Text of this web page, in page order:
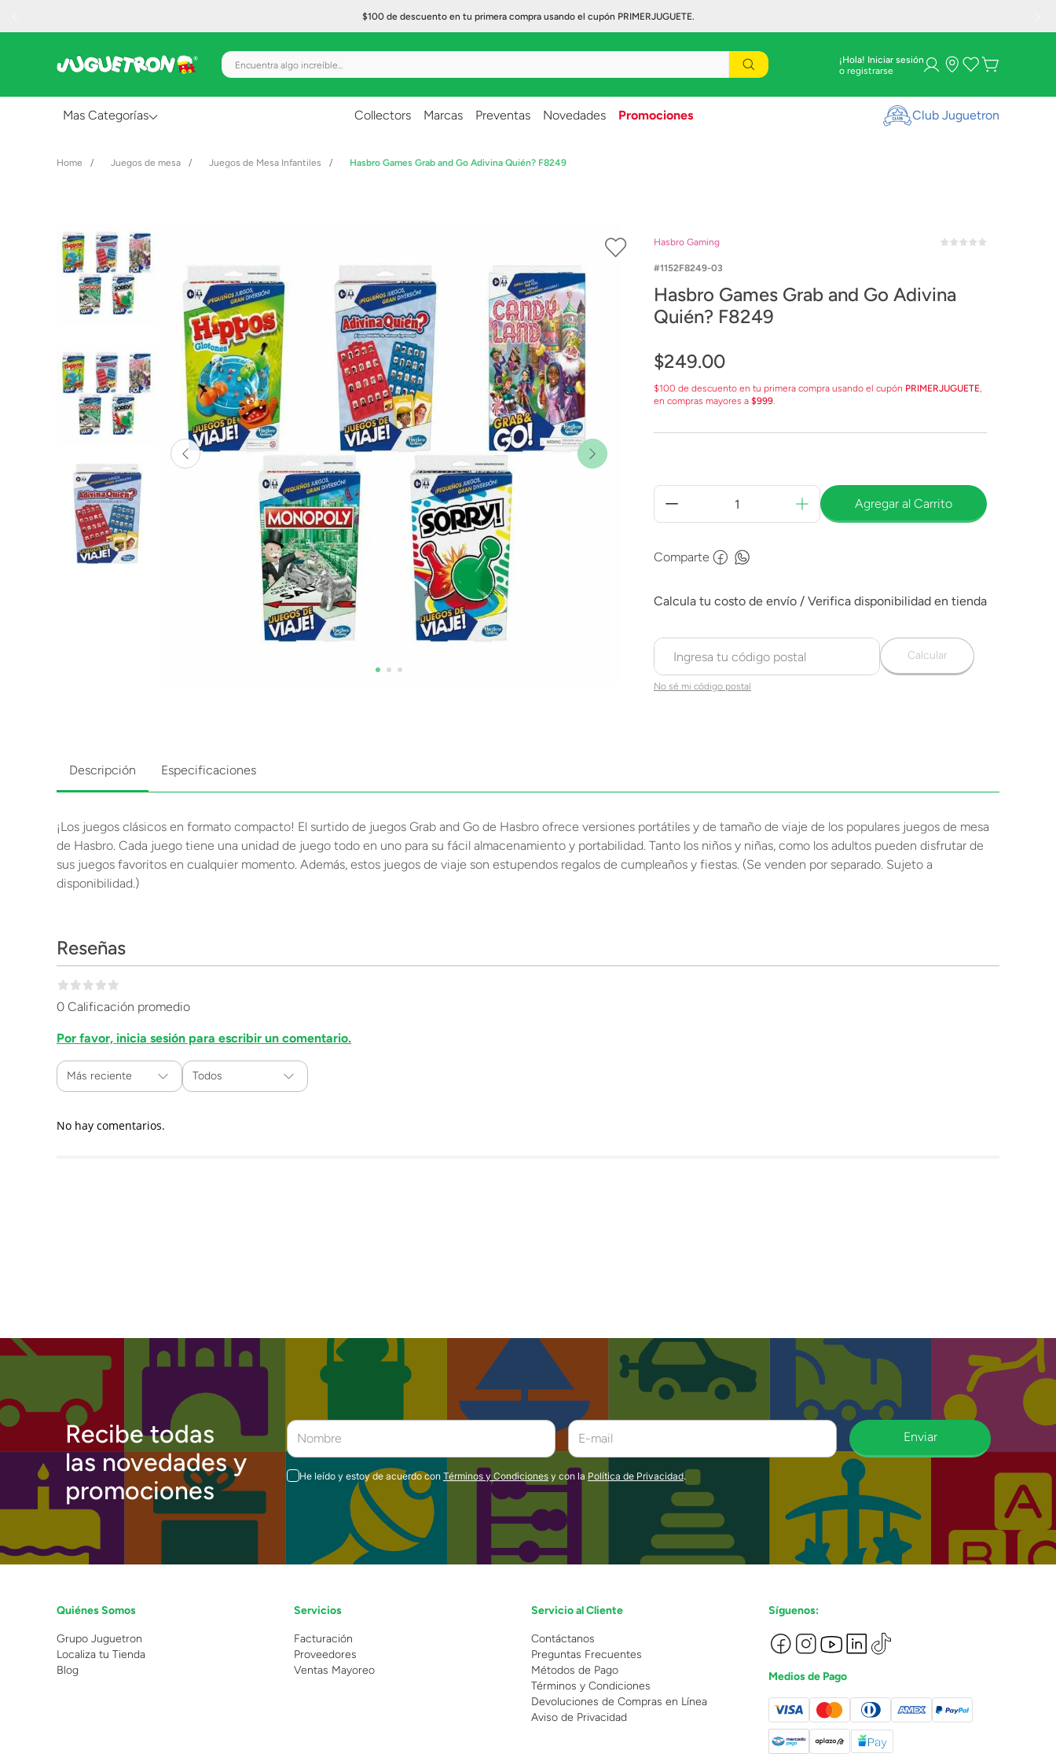
$100 de descuento en tu primera compra usando el cupón PRIMERJUGUETE.
Encuentra algo increíble... ¡Hola! Iniciar sesión
Mas Categorías
Creatividad y Arte
Figuras de Acción
Gadgets y Electrónicos
Lanzadores
Muñecas
Construcción
Peluches
Vehículos y Pistas
Collectors Marcas Preventas Novedades Promociones Club Juguetron
Juegos de mesa Juegos de Mesa Infantiles Hasbro Games Grab and Go Adivina Quién? F8249
Hasbro Gaming
1152F8249-03
Hasbro Games Grab and Go Adivina
Quién? F8249
$249.00
$100 de descuento en tu primera compra usando el cupón PRIMERJUGUETE,
en compras mayores a $999.
Agregar al Carrito
Comparte
No sé mi código postal
Calcular
Descripción Especificaciones
¡Los juegos clásicos en formato compacto! El surtido de juegos Grab and Go de Hasbro ofrece versiones portátiles y de tamaño de viaje de los populares juegos de mesa
de Hasbro. Cada juego tiene una unidad de juego todo en uno para su fácil almacenamiento y portabilidad. Tanto los niños y niñas, como los adultos pueden disfrutar de
sus juegos favoritos en cualquier momento. Además, estos juegos de viaje son estupendos regalos de cumpleaños y fiestas. (Se venden por separado. Sujeto a
disponibilidad.)
Reseñas
0 Calificación promedio
Por favor, inicia sesión para escribir un comentario.
Más reciente Todos
No hay comentarios.
Recibe todas
las novedades y
promociones
Enviar
He leído y estoy de acuerdo con Términos y Condiciones y con la Política de Privacidad.
Quiénes Somos
Grupo Juguetron
Localiza tu Tienda
Blog
Servicios
Facturación
Proveedores
Ventas Mayoreo
Servicio al Cliente
Contáctanos
Preguntas Frecuentes
Métodos de Pago
Términos y Condiciones
Devoluciones de Compras en Línea
Aviso de Privacidad
Síguenos:
Medios de Pago